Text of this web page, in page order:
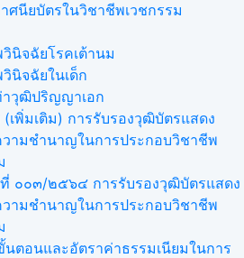
ศนียบัตรในวิชาชีพเวชกรรม
นิจฉัยโรคเต้านม
นิจฉัยในเด็ก
า​วุฒิปริญญา​เอก
เพิ่มเติม) การรับรองวุฒิบัตรแสดง
ามชำนาญในการประกอบวิชาชีพ
๐๐๓/๒๕๖๔ การรับรองวุฒิบัตรแสดง
ามชำนาญในการประกอบวิชาชีพ
นตอนและอัตราค่าธรรมเนียมในการ